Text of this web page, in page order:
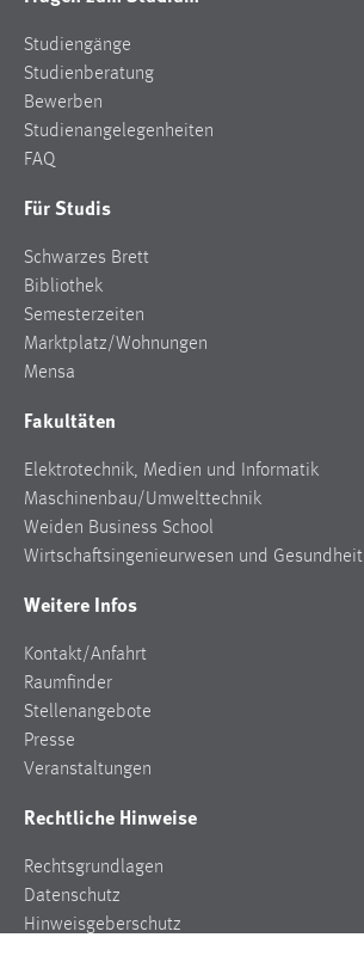
Studiengänge
Studienberatung
Bewerben
Studienangelegenheiten
FAQ
Für Studis
Schwarzes Brett
Bibliothek
Semesterzeiten
Marktplatz/Wohnungen
Mensa
Fakultäten
Elektrotechnik, Medien und Informatik
Maschinenbau/Umwelttechnik
Weiden Business School
Wirtschaftsingenieurwesen und Gesundheit
Weitere Infos
Kontakt/Anfahrt
Raumfinder
Stellenangebote
Presse
Veranstaltungen
Rechtliche Hinweise
Rechtsgrundlagen
Datenschutz
Hinweisgeberschutz
YouTube
Vimeo